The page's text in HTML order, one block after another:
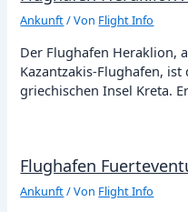
Ankunft/ Von Flight Info
Der Flughafen Heraklion,
Kazantzakis-Flughafen,
griechischen Insel Kreta.
Flughafen
Ankunft/ Von Flight Info